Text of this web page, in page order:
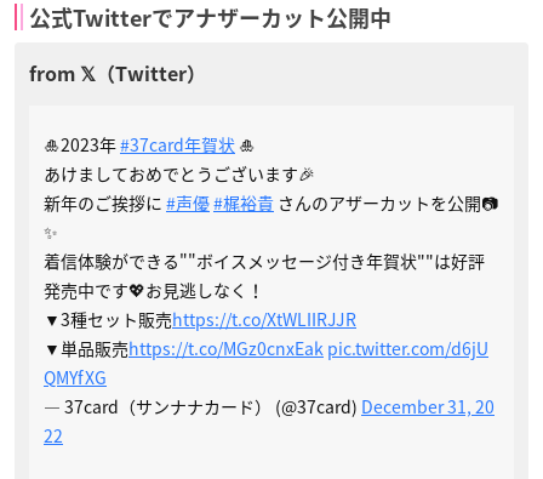
公式Twitterでアナザーカット公開中
🎍2023年#37card年賀状 🎍
あけましておめでとうございます🎉
新年のご挨拶に #声優#梶裕貴 さんのアザーカットを公開📷
✨
着信体験ができる""ボイスメッセージ付き年賀状""は好評
発売中です💖お見逃しなく！
▼3種セット販売https://t.co/XtWLIIRJJR
▼単品販売https://t.co/MGz0cnxEak pic.twitter.com/d6jU
QMYfXG
— 37card（サンナナカード） (@37card) December 31, 20
22